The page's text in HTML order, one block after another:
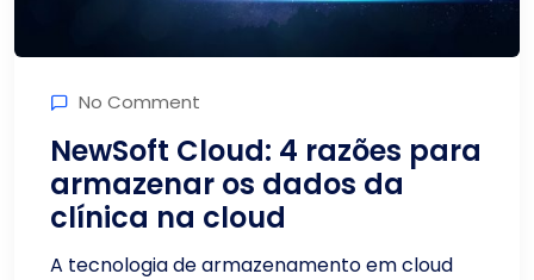
No Comment
NewSoft Cloud: 4 razões para
armazenar os dados da
clínica na cloud
A tecnologia de armazenamento em cloud